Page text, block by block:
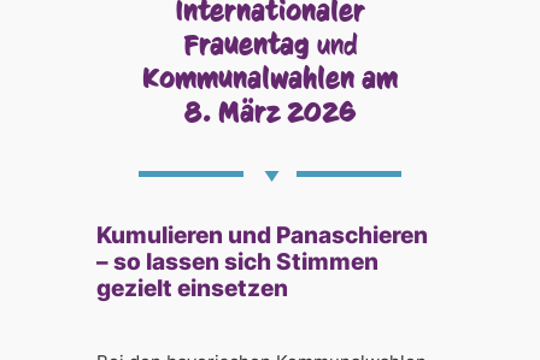
Internationaler
Frauentag und
Kommunalwahlen am
8. März 2026
Kumulieren und Panaschieren
– so lassen sich Stimmen
gezielt einsetzen